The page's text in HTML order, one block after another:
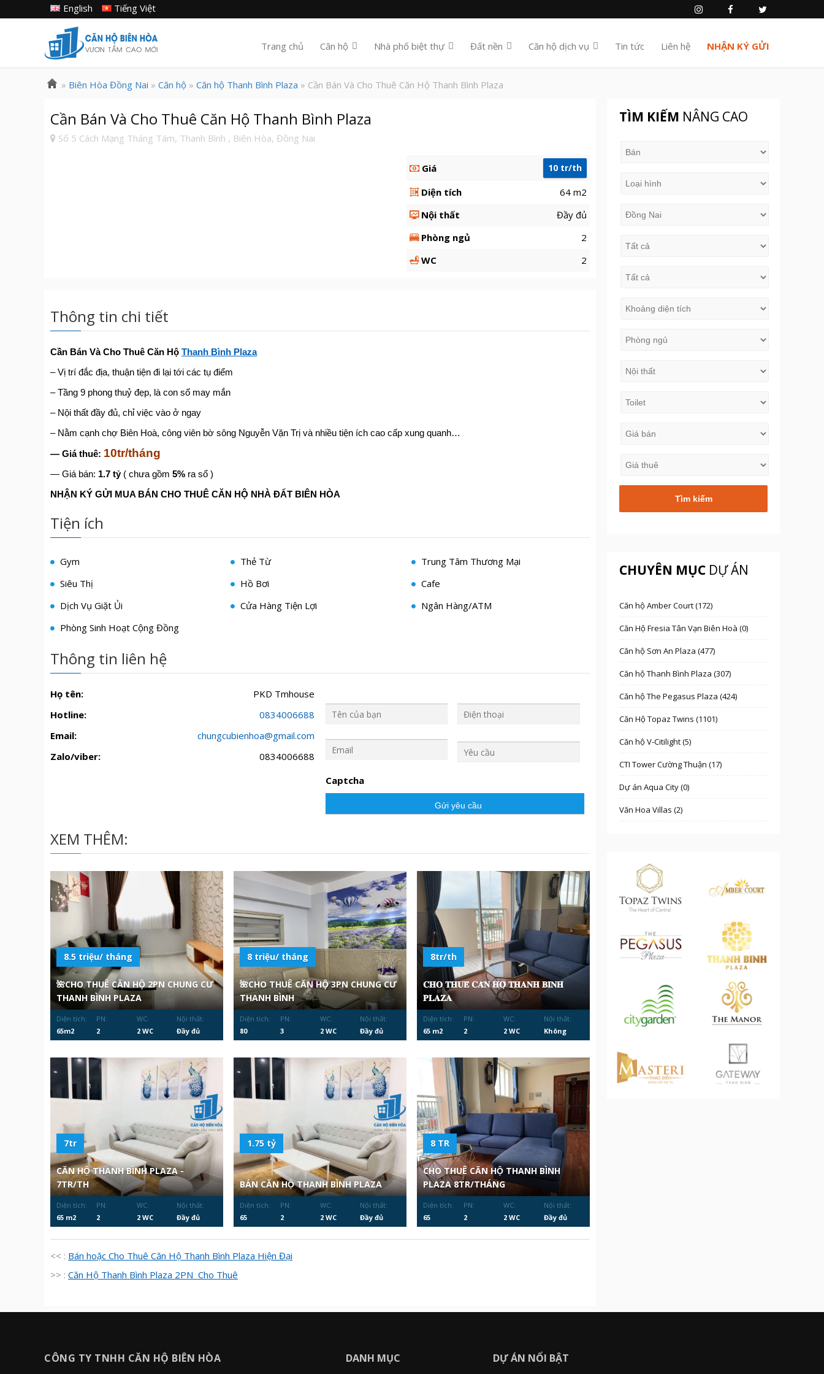
Tiếng Việt
English
Trang chủ Căn hộ Nhà phố biệt thự Đất nền Căn hộ dịch vụ Tin tức Liên hệ NHẬN KÝ GỬI
» Biên Hòa Đồng Nai » Căn hộ » Căn hộ Thanh Bình Plaza » Cần Bán Và Cho Thuê Căn Hộ Thanh Bình Plaza
Cần Bán Và Cho Thuê Căn Hộ Thanh Bình Plaza
Số 5 Cách Mạng Tháng Tám, Thanh Bình , Biên Hòa, Đồng Nai
Giá 10 tr/th
Diện tích
64 m2
Nội thất
Đầy đủ
Phòng ngủ
2
WC
2
Thông tin chi tiết
Cần Bán Và Cho Thuê Căn Hộ Thanh Bình Plaza
– Vị trí đắc địa, thuận tiện đi lại tới các tụ điểm
– Tầng 9 phong thuỷ đẹp, là con số may mắn
– Nội thất đầy đủ, chỉ việc vào ở ngay
– Nằm cạnh chợ Biên Hoà, công viên bờ sông Nguyễn Vặn Trị và nhiều tiện ích cao cấp xung quanh…
— Giá thuê: 10tr/tháng
— Giá bán: 1.7 tỷ( chưa gồm 5% ra sổ )
NHẬN KÝ GỬI MUA BÁN CHO THUÊ CĂN HỘ NHÀ ĐẤT BIÊN HÒA
Tiện ích
Gym Thẻ Từ
Trung Tâm Thương Mại
Siêu Thị
Hồ Bơi
Cafe
Dịch Vụ Giặt Ủi
Cửa Hàng Tiện Lợi
Ngân Hàng/ATM
Phòng Sinh Hoạt Cộng Đồng
Thông tin liên hệ
Họ tên:
PKD Tmhouse
Hotline:
0834006688
Email:
chungcubienhoa@gmail.com
Zalo/viber:
0834006688
Y
Captcha
XEM THÊM:
8.5 triệu/ tháng
🌺CHO THUÊ CĂN HỘ 2PN CHUNG CƯ
THANH BÌNH PLAZA
Diện tích:
65m2
PN:
2
WC:
2 WC
Nội thất:
Đầy đủ
8 triệu/ tháng
🌺CHO THUÊ CĂN HỘ 3PN CHUNG CƯ
THANH BÌNH
Diện tích:
80
PN:
3
WC:
2 WC
Nội thất:
Đầy đủ
8tr/th
𝐂𝐇𝐎 𝐓𝐇𝐔𝐄̂ 𝐂𝐀̆𝐍 𝐇𝐎̣̂ 𝐓𝐇𝐀𝐍𝐇 𝐁𝐈̀𝐍𝐇
𝐏𝐋𝐀𝐙𝐀
Diện tích:
65 m2
PN:
2
WC:
2 WC
Nội thất:
Không
7tr
CĂN HỘ THANH BÌNH PLAZA -
7TR/TH
Diện tích:
65 m2
PN:
2
WC:
2 WC
Nội thất:
Đầy đủ
1.75 tỷ
BÁN CĂN HỘ THANH BÌNH PLAZA
Diện tích:
65
PN:
2
WC:
2 WC
Nội thất:
Đầy đủ
8 TR
CHO THUÊ CĂN HỘ THANH BÌNH
PLAZA 8TR/THÁNG
Diện tích:
65
PN:
2
WC:
2 WC
Nội thất:
Đầy đủ
<< : Bán hoặc Cho Thuê Căn Hộ Thanh Bình Plaza Hiện Đại
>> : Căn Hộ Thanh Bình Plaza 2PN Cho Thuê
TÌM KIẾM NÂNG CAO
CHUYÊN MỤC DỰ ÁN
Căn hộ Amber Court (172)
Căn Hộ Fresia Tân Vạn Biên Hoà (0)
Căn hộ Sơn An Plaza (477)
Căn hộ Thanh Bình Plaza (307)
Căn hộ The Pegasus Plaza (424)
Căn Hộ Topaz Twins (1101)
Căn hộ V-Citilight (5)
CTI Tower Cường Thuận (17)
Dự án Aqua City (0)
Văn Hoa Villas (2)
CÔNG TY TNHH CĂN HỘ BIÊN HÒA DANH MỤC DỰ ÁN NỔI BẬT